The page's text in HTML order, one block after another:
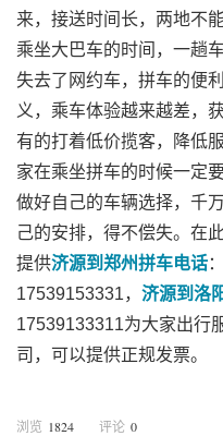
来，接送时间长，两地不
乘坐大巴车的时间，一趟
失去了网约车，拼车的便
义，乘车体验越来越差，
有的打着低价揽客，降低
家在乘坐拼车的时候一定
做好自己的车辆选择，千
己的安排，得不偿失。在
提供济源到郑州拼车电话
17539153331， 济源到洛
17539133311为大家出行
司，可以提供正规发票。
浏览 1824 评论 0